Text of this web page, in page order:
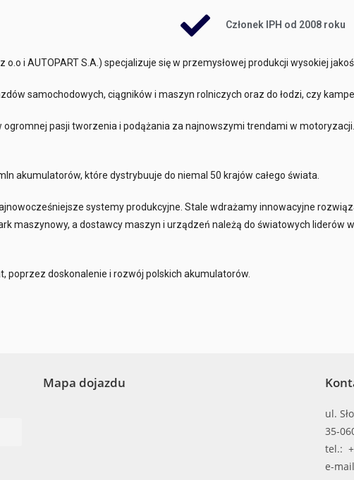
Członek IPH od 2008 roku
o.o i AUTOPART S.A.) specjalizuje się w przemysłowej produkcji wysokiej
samochodowych, ciągników i maszyn rolniczych oraz do łodzi, czy
pasji tworzenia i podążania za najnowszymi trendami w
akumulatorów, które dystrybuuje do niemal 50 krajów całego świata.
systemy produkcyjne. Stale wdrażamy innowacyjne
maszynowy, a dostawcy maszyn i urządzeń należą do światowych liderów
poprzez doskonalenie i rozwój polskich akumulatorów.
Mapa dojazdu
ul.
35-
tel.:
e-